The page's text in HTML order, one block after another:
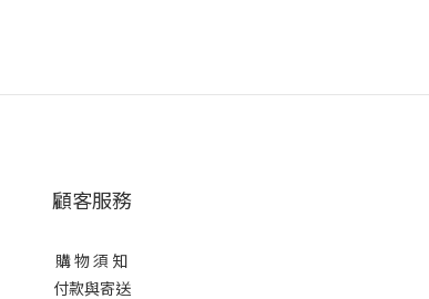
顧客服務
購 物 須 知
付款與寄送